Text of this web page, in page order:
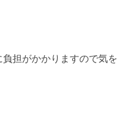
担がかかりますので気を